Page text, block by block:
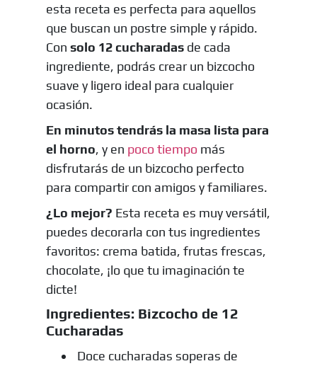
esta receta es perfecta para aquellos
que buscan un postre simple y rápido.
Con solo 12 cucharadas de cada
ingrediente, podrás crear un bizcocho
suave y ligero ideal para cualquier
ocasión.
En minutos tendrás la masa lista para
el horno, y en poco tiempo más
disfrutarás de un bizcocho perfecto
para compartir con amigos y familiares.
¿Lo mejor? Esta receta es muy versátil,
puedes decorarla con tus ingredientes
favoritos: crema batida, frutas frescas,
chocolate, ¡lo que tu imaginación te
dicte!
Ingredientes: Bizcocho de 12
Cucharadas
Doce cucharadas soperas de